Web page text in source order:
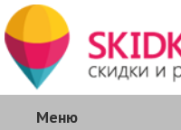
Меню